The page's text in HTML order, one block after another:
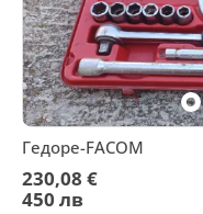
Гедоре-FACOM
230,08 €
450 лв